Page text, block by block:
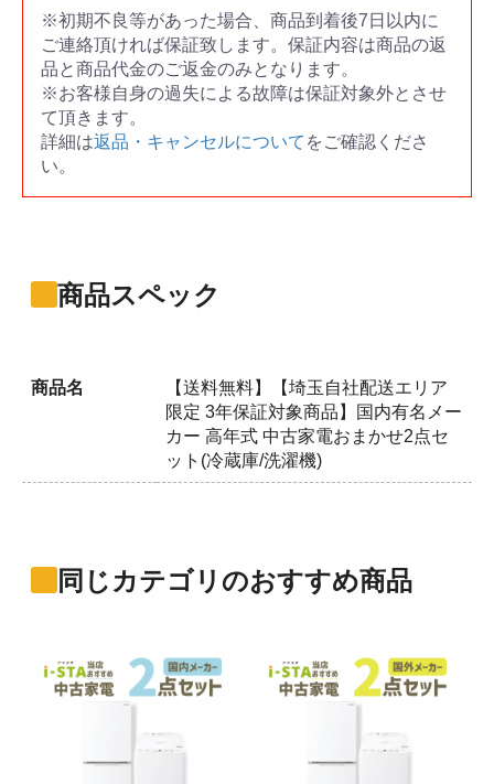
※初期不良等があった場合、商品到着後7日以内に
ご連絡頂ければ保証致します。保証内容は商品の返
品と商品代金のご返金のみとなります。
※お客様自身の過失による故障は保証対象外とさせ
て頂きます。
詳細は返品・キャンセルについて をご確認くださ
い。
商品スペック
商品名
【送料無料】【埼玉自社配送エリア
限定 3年保証対象商品】国内有名メー
カー 高年式 中古家電おまかせ2点セ
ット(冷蔵庫/洗濯機)
同じカテゴリのおすすめ商品